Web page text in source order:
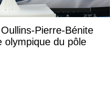
Pierre-Bénite
olympique du pôle